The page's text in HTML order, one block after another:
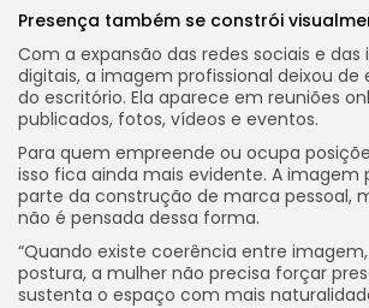
Presença também se constrói
Com a expansão das redes sociais e das
digitais, a imagem profissional deixou de
do escritório. Ela aparece em reuniões
publicados, fotos, vídeos e eventos.
Para quem empreende ou ocupa
isso fica ainda mais evidente. A imagem
parte da construção de marca pessoal,
não é pensada dessa forma.
“Quando existe coerência entre
postura, a mulher não precisa forçar
sustenta o espaço com mais